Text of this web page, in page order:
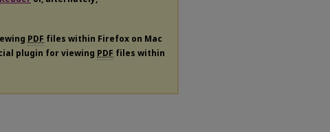
PDF files within Firefox on Mac
plugin for viewing PDF files within